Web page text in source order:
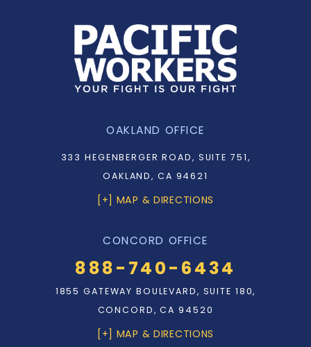
OAKLAND OFFICE
333 HEGENBERGER ROAD, SUITE 751,
OAKLAND, CA 94621
[+] MAP & DIRECTIONS
CONCORD OFFICE
888-740-6434
1855 GATEWAY BOULEVARD, SUITE 180,
CONCORD, CA 94520
[+] MAP & DIRECTIONS